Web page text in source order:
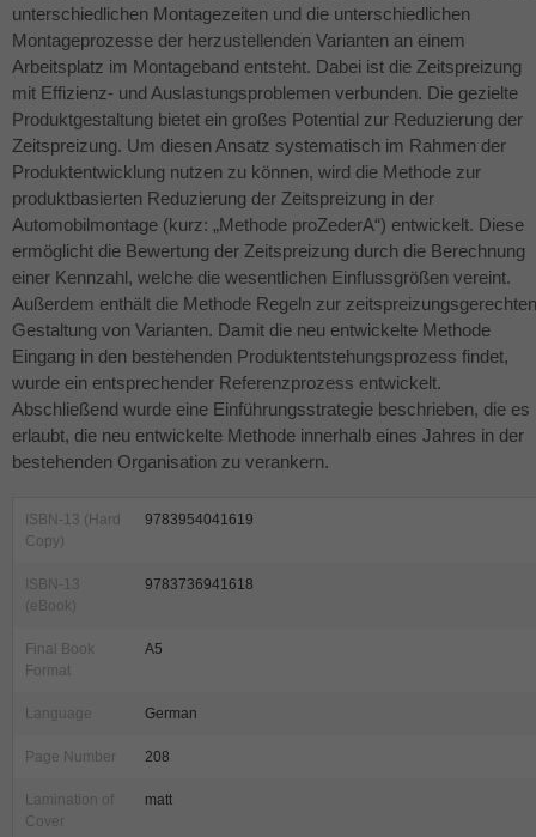
unterschiedlichen Montagezeiten und die unterschiedlichen
Montageprozesse der herzustellenden Varianten an einem
Arbeitsplatz im Montageband entsteht. Dabei ist die Zeitspreizung
mit Effizienz- und Auslastungsproblemen verbunden. Die gezielte
Produktgestaltung bietet ein großes Potential zur Reduzierung der
Zeitspreizung. Um diesen Ansatz systematisch im Rahmen der
Produktentwicklung nutzen zu können, wird die Methode zur
produktbasierten Reduzierung der Zeitspreizung in der
Automobilmontage (kurz: „Methode proZederA“) entwickelt. Diese
ermöglicht die Bewertung der Zeitspreizung durch die Berechnung
einer Kennzahl, welche die wesentlichen Einflussgrößen vereint.
Außerdem enthält die Methode Regeln zur zeitspreizungsgerechten
Gestaltung von Varianten. Damit die neu entwickelte Methode
Eingang in den bestehenden Produktentstehungsprozess findet,
wurde ein entsprechender Referenzprozess entwickelt.
Abschließend wurde eine Einführungsstrategie beschrieben, die es
erlaubt, die neu entwickelte Methode innerhalb eines Jahres in der
bestehenden Organisation zu verankern.
ISBN-13 (Hard
Copy)
9783954041619
ISBN-13
(eBook)
9783736941618
Final Book
Format
A5
Language German
Page Number 208
Lamination of
Cover
matt